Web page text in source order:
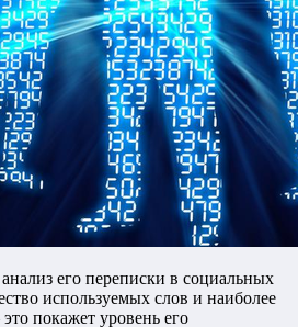
его переписки в социальных
используемых слов и наиболее
покажет уровень его